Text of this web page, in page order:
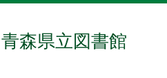
青森県立図書館